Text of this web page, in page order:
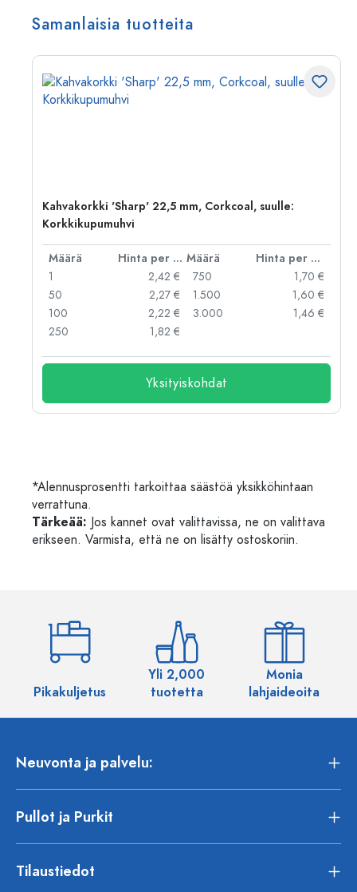
Samanlaisia tuotteita
Kahvakorkki 'Sharp' 22,5 mm, Corkcoal, suulle:
Korkkikupumuhvi
Määrä Hinta per kpl Määrä
Hinta per kpl
1
2,42 €
50
2,27 €
100
2,22 €
250
1,82 €
750
1,70 €
1.500
1,60 €
3.000
1,46 €
Yksityiskohdat
*Alennusprosentti tarkoittaa säästöä yksikköhintaan
verrattuna.
Tärkeää: Jos kannet ovat valittavissa, ne on valittava
erikseen. Varmista, että ne on lisätty ostoskoriin.
Pikakuljetus
Yli 2,000
tuotetta
Monia
lahjaideoita
Neuvonta ja palvelu:
Pullot ja Purkit
Tilaustiedot